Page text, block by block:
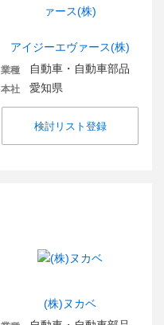
アイジーエヴァース(株)
業種 自動車・自動車部品
本社 愛知県
検討リスト登録
(株)ヌカベ